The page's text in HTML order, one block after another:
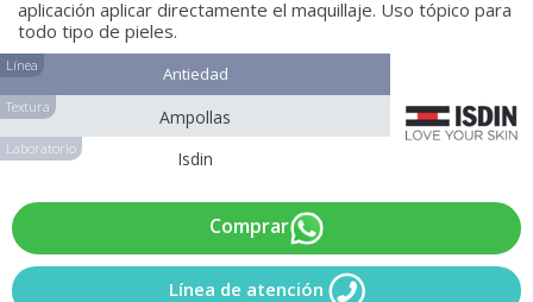
aplicación aplicar directamente el maquillaje. Uso tópico para
todo tipo de pieles.
Línea Antiedad
Textura Ampollas
Laboratorio Isdin
Comprar
Línea de atención